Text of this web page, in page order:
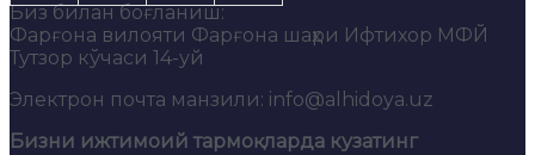
Биз билан боғланиш:
Фарғона вилояти Фарғона шаҳри Ифтихор МФЙ
Тутзор кўчаси 14-уй
Электрон почта манзили: info@alhidoya.uz
Бизни ижтимоий тармоқларда кузатинг